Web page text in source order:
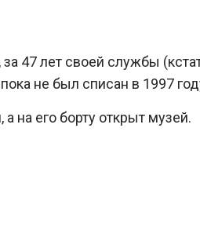
47 лет своей службы
не был списан в 1997
на его борту открыт музей.